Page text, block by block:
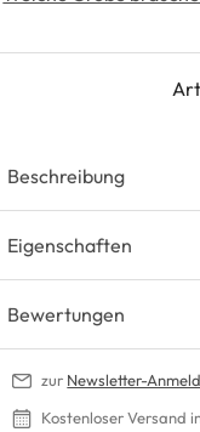
Beschreibung
Eigenschaften
Bewertungen
zur Newsletter-
Kostenloser Versand